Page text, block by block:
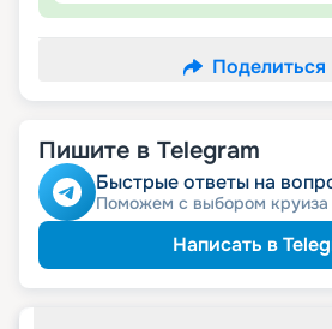
Поделиться
Пишите в Telegram
Быстрые ответы на
Поможем с выбором круиза
Написать в